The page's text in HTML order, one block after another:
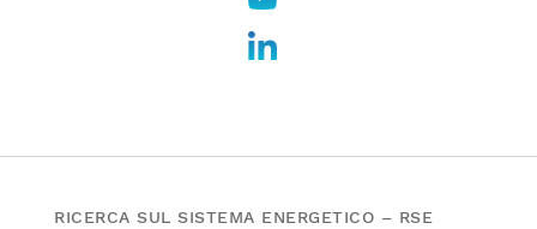
RICERCA SUL SISTEMA ENERGETICO – RSE